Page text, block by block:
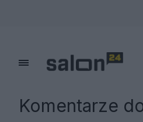
Komentarze